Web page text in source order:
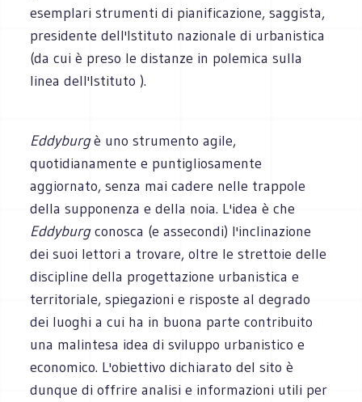
esemplari strumenti di pianificazione, saggista,
presidente dell'Istituto nazionale di urbanistica
(da cui è preso le distanze in polemica sulla
linea dell'Istituto ).
Eddyburgè uno strumento agile,
quotidianamente e puntigliosamente
aggiornato, senza mai cadere nelle trappole
della supponenza e della noia. L'idea è che
Eddyburgconosca (e assecondi) l'inclinazione
dei suoi lettori a trovare, oltre le strettoie delle
discipline della progettazione urbanistica e
territoriale, spiegazioni e risposte al degrado
dei luoghi a cui ha in buona parte contribuito
una malintesa idea di sviluppo urbanistico e
economico. L'obiettivo dichiarato del sito è
dunque di offrire analisi e informazioni utili per